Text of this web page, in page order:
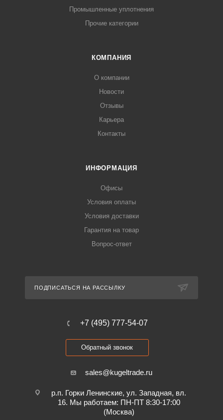
Промышленные уплотнения
Прочие категории
КОМПАНИЯ
О компании
Новости
Отзывы
Карьера
Контакты
ИНФОРМАЦИЯ
Офисы
Условия оплаты
Условия доставки
Гарантия на товар
Вопрос-ответ
ПОДПИСАТЬСЯ НА РАССЫЛКУ
+7 (495) 777-54-07
Обратный звонок
sales@kugeltrade.ru
р.п. Горки Ленинские, ул. Западная, вл.
16. Мы работаем: ПН-ПТ 8:30-17:00
(Москва)